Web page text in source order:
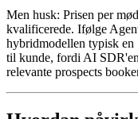
Men husk: Prisen per
kvalificerede. Ifølge
hybridmodellen typisk en
til kunde, fordi AI
relevante prospects